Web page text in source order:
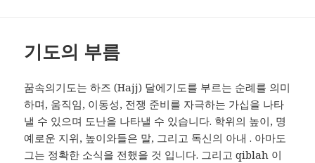
기도의 부름
꿈속의기도는 하즈 (Hajj) 달에기도를 부르는 순례를 의미
하며, 움직임, 이동성, 전쟁 준비를 자극하는 가십을 나타
낼 수 있으며 도난을 나타낼 수 있습니다. 학위의 높이, 명
예로운 지위, 높이와들은 말, 그리고 독신의 아내 . 아마도
그는 정확한 소식을 전했을 것 입니다. 그리고 qiblah 이